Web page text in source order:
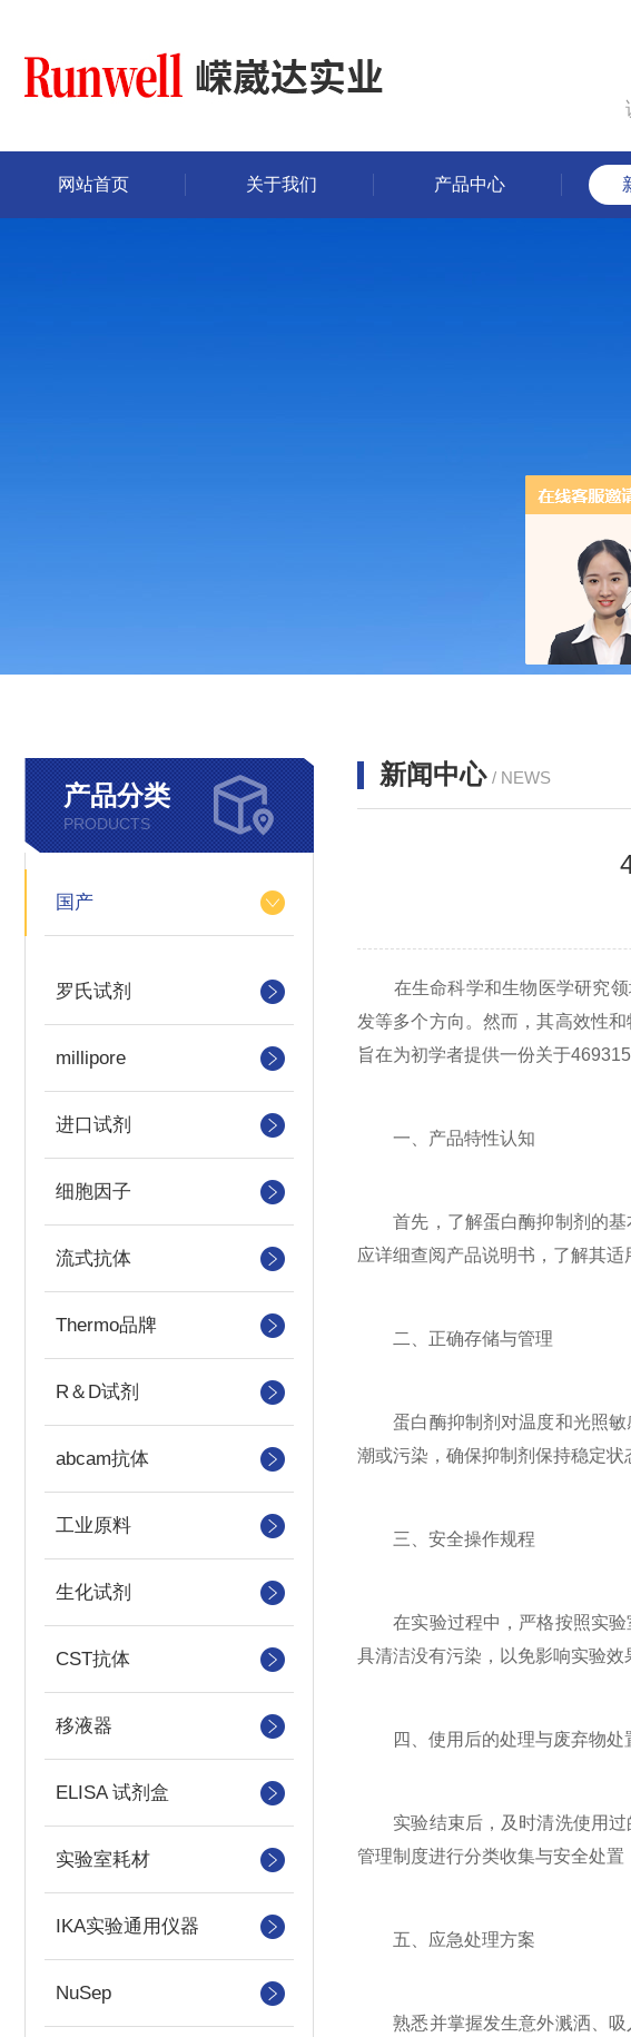
网站首页 关于我们 产品中心
产品分类
PRODUCTS
国产
罗氏试剂
millipore
进口试剂
细胞因子
流式抗体
Thermo品牌
R＆D试剂
abcam抗体
工业原料
生化试剂
CST抗体
移液器
ELISA 试剂盒
实验室耗材
IKA实验通用仪器
NuSep
新闻中心 / NEWS
在生命科学和生物医学研究领
发等多个方向。然而，其高效性
旨在为初学者提供一份关于
一、产品特性认知
首先，了解蛋白酶抑制剂的基
应详细查阅产品说明书，了解其适
二、正确存储与管理
蛋白酶抑制剂对温度和光照敏
潮或污染，确保抑制剂保持稳定状
三、安全操作规程
在实验过程中，严格按照实验
具清洁没有污染，以免影响实验效
四、使用后的处理与废弃物处
实验结束后，及时清洗使用过
管理制度进行分类收集与安全处置
五、应急处理方案
熟悉并掌握发生意外溅洒、吸